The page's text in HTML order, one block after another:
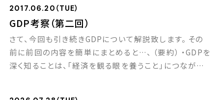
解き、どう感じるでしょうか？ 5分で結構なので、是非、下
記の数字を見ながら考えてみてください！ ■2017年5月
の金融市場 【5月末の長 […]
2017.06.20（TUE）
GDP考察（第二回）
さて、今回も引き続きGDPについて解説致します。 その
前に前回の内容を簡単にまとめると…、 （要約） ・GDPを
深く知ることは、「経済を観る眼を養うこと」につながる。